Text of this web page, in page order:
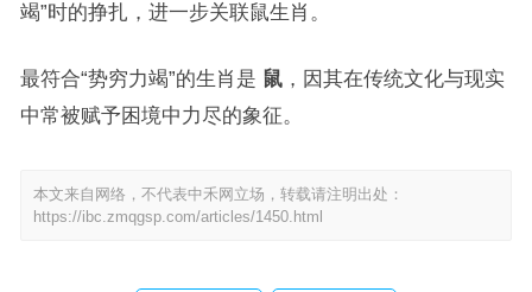
竭”时的挣扎，进一步关联鼠生肖。
最符合“势穷力竭”的生肖是 鼠，因其在传统文化与现实
中常被赋予困境中力尽的象征。
本文来自网络，不代表中禾网立场，转载请注明出处：
https://ibc.zmqgsp.com/articles/1450.html